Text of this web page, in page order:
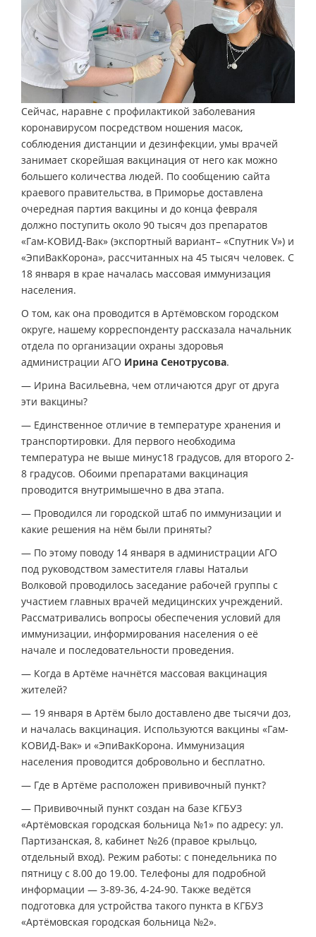
Сейчас, наравне с профилактикой заболевания
коронавирусом посредством ношения масок,
соблюдения дистанции и дезинфекции, умы врачей
занимает скорейшая вакцинация от него как можно
большего количества людей. По сообщению сайта
краевого правительства, в Приморье доставлена
очередная партия вакцины и до конца февраля
должно поступить около 90 тысяч доз препаратов
«Гам-КОВИД-Вак» (экспортный вариант– «Спутник V») и
«ЭпиВакКорона», рассчитанных на 45 тысяч человек. С
18 января в крае началась массовая иммунизация
населения.
О том, как она проводится в Артёмовском городском
округе, нашему корреспонденту рассказала начальник
отдела по организации охраны здоровья
администрации АГО Ирина Сенотрусова.
— Ирина Васильевна, чем отличаются друг от друга
эти вакцины?
— Единственное отличие в температуре хранения и
транспортировки. Для первого необходима
температура не выше минус18 градусов, для второго 2-
8 градусов. Обоими препаратами вакцинация
проводится внутримышечно в два этапа.
— Проводился ли городской штаб по иммунизации и
какие решения на нём были приняты?
— По этому поводу 14 января в администрации АГО
под руководством заместителя главы Натальи
Волковой проводилось заседание рабочей группы с
участием главных врачей медицинских учреждений.
Рассматривались вопросы обеспечения условий для
иммунизации, информирования населения о её
начале и последовательности проведения.
— Когда в Артёме начнётся массовая вакцинация
жителей?
— 19 января в Артём было доставлено две тысячи доз,
и началась вакцинация. Используются вакцины «Гам-
КОВИД-Вак» и «ЭпиВакКорона. Иммунизация
населения проводится добровольно и бесплатно.
— Где в Артёме расположен прививочный пункт?
— Прививочный пункт создан на базе КГБУЗ
«Артёмовская городская больница №1» по адресу: ул.
Партизанская, 8, кабинет №26 (правое крыльцо,
отдельный вход). Режим работы: с понедельника по
пятницу с 8.00 до 19.00. Телефоны для подробной
информации — 3-89-36, 4-24-90. Также ведётся
подготовка для устройства такого пункта в КГБУЗ
«Артёмовская городская больница №2».